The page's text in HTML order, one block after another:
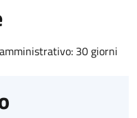
30 giorni